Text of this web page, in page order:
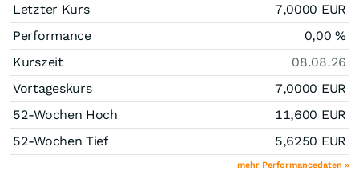
Letzter Kurs
7,0000 EUR
Performance
0,00%
Kurszeit
08.08.26
Vortageskurs
7,0000 EUR
52-Wochen Hoch
11,600 EUR
52-Wochen Tief
5,6250 EUR
mehr Performancedaten »